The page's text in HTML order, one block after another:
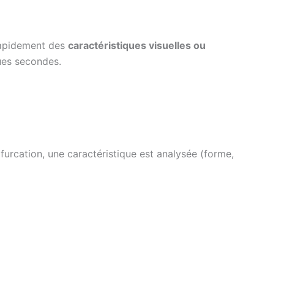
des caractéristiques visuelles ou
secondes.
une caractéristique est analysée (forme,